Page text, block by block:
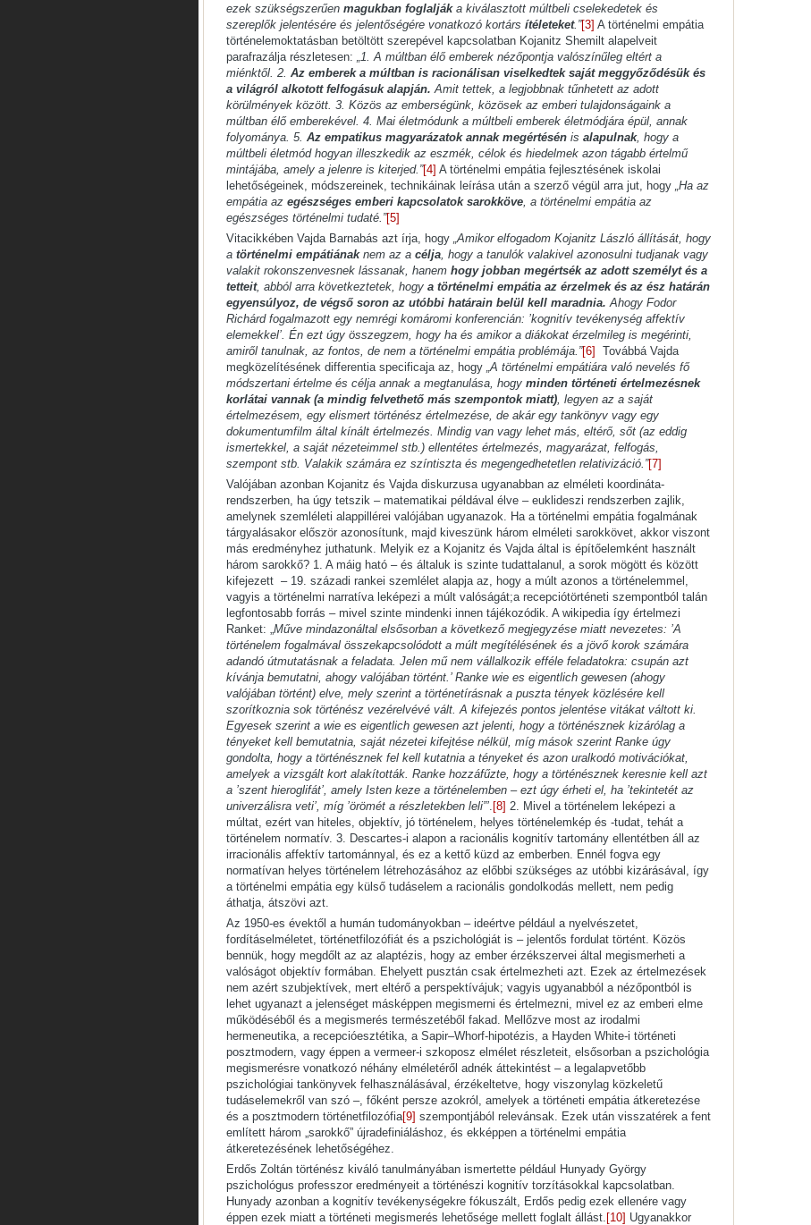
ezek szükségszerűen magukban foglaljáka kiválasztott múltbeli cselekedetek és
szereplők jelentésére és jelentőségére vonatkozó kortárs ítéleteket.”[3] A történelmi empátia
történelemoktatásban betöltött szerepével kapcsolatban Kojanitz Shemilt alapelveit
parafrazálja részletesen: „1. A múltban élő emberek nézőpontja valószínűleg eltért a
miénktől. 2. Az emberek a múltban is racionálisan viselkedtek saját meggyőződésük és
a világról alkotott felfogásuk alapján. Amit tettek, a legjobbnak tűnhetett az adott
körülmények között. 3. Közös az emberségünk, közösek az emberi tulajdonságaink a
múltban élő emberekével. 4. Mai életmódunk a múltbeli emberek életmódjára épül, annak
folyománya. 5. Az empatikus magyarázatok annak megértésén is alapulnak, hogy a
múltbeli életmód hogyan illeszkedik az eszmék, célok és hiedelmek azon tágabb értelmű
mintájába, amely a jelenre is kiterjed.”[4] A történelmi empátia fejlesztésének iskolai
lehetőségeinek, módszereinek, technikáinak leírása után a szerző végül arra jut, hogy „Ha az
empátia az egészséges emberi kapcsolatok sarokköve, a történelmi empátia az
egészséges történelmi tudaté.”[5]
Vitacikkében Vajda Barnabás azt írja, hogy „Amikor elfogadom Kojanitz László állítását, hogy
a történelmi empátiánaknem az a célja, hogy a tanulók valakivel azonosulni tudjanak vagy
valakit rokonszenvesnek lássanak, hanem hogy jobban megértsék az adott személyt és a
tetteit, abból arra következtetek, hogy a történelmi empátia az érzelmek és az ész határán
egyensúlyoz, de végső soron az utóbbi határain belül kell maradnia. Ahogy Fodor
Richárd fogalmazott egy nemrégi komáromi konferencián: ’kognitív tevékenység affektív
elemekkel’. Én ezt úgy összegzem, hogy ha és amikor a diákokat érzelmileg is megérinti,
amiről tanulnak, az fontos, de nem a történelmi empátia problémája.”[6]
Továbbá Vajda
megközelítésének differentia specificaja az, hogy „A történelmi empátiára való nevelés fő
módszertani értelme és célja annak a megtanulása, hogy minden történeti értelmezésnek
korlátai vannak (a mindig felvethető más szempontok miatt), legyen az a saját
értelmezésem, egy elismert történész értelmezése, de akár egy tankönyv vagy egy
dokumentumfilm által kínált értelmezés. Mindig van vagy lehet más, eltérő, sőt (az eddig
ismertekkel, a saját nézeteimmel stb.) ellentétes értelmezés, magyarázat, felfogás,
szempont stb. Valakik számára ez színtiszta és megengedhetetlen relativizáció.”[7]
Valójában azonban Kojanitz és Vajda diskurzusa ugyanabban az elméleti koordináta-
rendszerben, ha úgy tetszik – matematikai példával élve – euklideszi rendszerben zajlik,
amelynek szemléleti alappillérei valójában ugyanazok. Ha a történelmi empátia fogalmának
tárgyalásakor először azonosítunk, majd kiveszünk három elméleti sarokkövet, akkor viszont
más eredményhez juthatunk. Melyik ez a Kojanitz és Vajda által is építőelemként használt
három sarokkő? 1. A máig ható – és általuk is szinte tudattalanul, a sorok mögött és között
kifejezett – 19. századi rankei szemlélet alapja az, hogy a múlt azonos a történelemmel,
vagyis a történelmi narratíva leképezi a múlt valóságát;a recepciótörténeti szempontból talán
legfontosabb forrás – mivel szinte mindenki innen tájékozódik. A wikipedia így értelmezi
Ranket: „Műve mindazonáltal elsősorban a következő megjegyzése miatt nevezetes: ’A
történelem fogalmával összekapcsolódott a múlt megítélésének és a jövő korok számára
adandó útmutatásnak a feladata. Jelen mű nem vállalkozik efféle feladatokra: csupán azt
kívánja bemutatni, ahogy valójában történt.’ Ranke wie es eigentlich gewesen (ahogy
valójában történt) elve, mely szerint a történetírásnak a puszta tények közlésére kell
szorítkoznia sok történész vezérelvévé vált. A kifejezés pontos jelentése vitákat váltott ki.
Egyesek szerint a wie es eigentlich gewesen azt jelenti, hogy a történésznek kizárólag a
tényeket kell bemutatnia, saját nézetei kifejtése nélkül, míg mások szerint Ranke úgy
gondolta, hogy a történésznek fel kell kutatnia a tényeket és azon uralkodó motivációkat,
amelyek a vizsgált kort alakították. Ranke hozzáfűzte, hogy a történésznek keresnie kell azt
a ’szent hieroglifát’, amely Isten keze a történelemben – ezt úgy érheti el, ha ’tekintetét az
univerzálisra veti’, míg ’örömét a részletekben leli”’. [8] 2. Mivel a történelem leképezi a
múltat, ezért van hiteles, objektív, jó történelem, helyes történelemkép és -tudat, tehát a
történelem normatív. 3. Descartes-i alapon a racionális kognitív tartomány ellentétben áll az
irracionális affektív tartománnyal, és ez a kettő küzd az emberben. Ennél fogva egy
normatívan helyes történelem létrehozásához az előbbi szükséges az utóbbi kizárásával, így
a történelmi empátia egy külső tudáselem a racionális gondolkodás mellett, nem pedig
áthatja, átszövi azt.
Az 1950-es évektől a humán tudományokban – ideértve például a nyelvészetet,
fordításelméletet, történetfilozófiát és a pszichológiát is – jelentős fordulat történt. Közös
bennük, hogy megdőlt az az alaptézis, hogy az ember érzékszervei által megismerheti a
valóságot objektív formában. Ehelyett pusztán csak értelmezheti azt. Ezek az értelmezések
nem azért szubjektívek, mert eltérő a perspektívájuk; vagyis ugyanabból a nézőpontból is
lehet ugyanazt a jelenséget másképpen megismerni és értelmezni, mivel ez az emberi elme
működéséből és a megismerés természetéből fakad. Mellőzve most az irodalmi
hermeneutika, a recepcióesztétika, a Sapir–Whorf-hipotézis, a Hayden White-i történeti
posztmodern, vagy éppen a vermeer-i szkoposz elmélet részleteit, elsősorban a pszichológia
megismerésre vonatkozó néhány elméletéről adnék áttekintést – a legalapvetőbb
pszichológiai tankönyvek felhasználásával, érzékeltetve, hogy viszonylag közkeletű
tudáselemekről van szó –, főként persze azokról, amelyek a történeti empátia átkeretezése
és a posztmodern történetfilozófia[9] szempontjából relevánsak. Ezek után visszatérek a fent
említett három „sarokkő” újradefiniáláshoz, és ekképpen a történelmi empátia
átkeretezésének lehetőségéhez.
Erdős Zoltán történész kiváló tanulmányában ismertette például Hunyady György
pszichológus professzor eredményeit a történészi kognitív torzításokkal kapcsolatban.
Hunyady azonban a kognitív tevékenységekre fókuszált, Erdős pedig ezek ellenére vagy
éppen ezek miatt a történeti megismerés lehetősége mellett foglalt állást. [10] Ugyanakkor